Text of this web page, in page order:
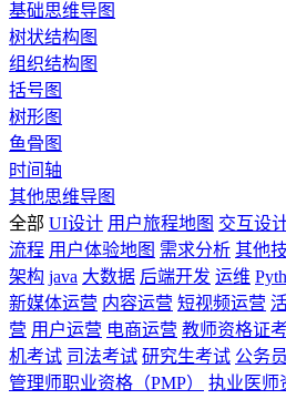
基础思维导图
树状结构图
组织结构图
括号图
树形图
鱼骨图
时间轴
其他思维导图
全部 UI设计 用户旅程地图 交互设
流程 用户体验地图 需求分析 其他
架构 java 大数据 后端开发 运维
新媒体运营 内容运营 短视频运营
营 用户运营 电商运营 教师资格证
机考试 司法考试 研究生考试 公务
管理师职业资格（PMP）
执业医师